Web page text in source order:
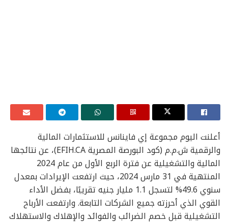
أعلنت اليوم مجموعة إي فاينانس للاستثمارات المالية
والرقمية ش.م.م (كود البورصة المصرية EFIH.CA)، عن نتائجها
المالية والتشغيلية عن فترة الربع الأول من عام 2024
المنتهية في 31 مارس 2024، حيث ارتفعت الإيرادات بمعدل
سنوي 49.6% لتسجل 1.1 مليار جنيه تقريبًا، بفضل الأداء
القوي الذي أحرزته جميع الشركات التابعة. وارتفعت الأرباح
التشغيلية قبل خصم الضرائب والفوائد والإهلاك والاستهلاك